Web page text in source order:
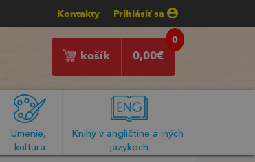
Kontakty Prihlásiť sa
0
0,00€
košík
Umenie,
kultúra
Knihy v angličtine a iných
jazykoch